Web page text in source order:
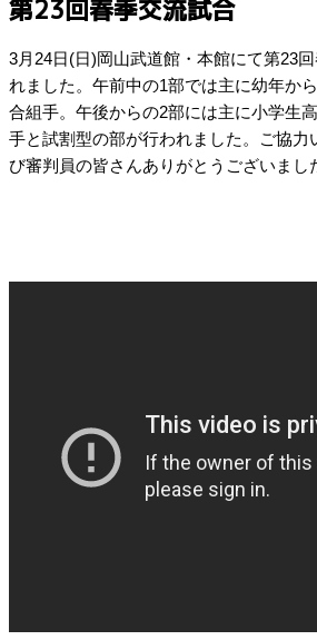
第23回春季交流試合
3月24日(日)岡山武道館・本館にて第23
れました。 午前中の1部では主に幼年か
合組手。午後からの2部には主に小学生
手と試割型の部が行われました。ご協力
び審判員の皆さんありがとうございまし